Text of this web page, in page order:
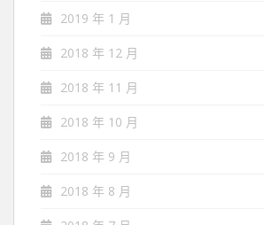
2019 年 1 月
2018 年 12 月
2018 年 11 月
2018 年 10 月
2018 年 9 月
2018 年 8 月